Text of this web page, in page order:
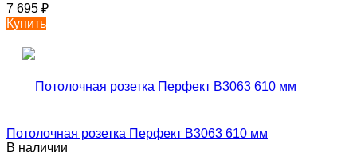
7 695 ₽
Купить
Потолочная розетка Перфект B3063 610 мм
В наличии